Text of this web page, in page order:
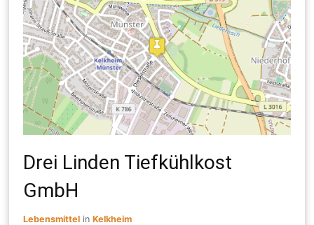
Drei Linden Tiefkühlkost
GmbH
Lebensmittel inKelkheim